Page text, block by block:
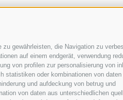
gewährleisten, die Navigation zu
auf einem endgerät, verwendung
von profilen zur personalisierung von
statistiken oder kombinationen von daten
und aufdeckung von betrug und
von daten aus unterschiedlichen